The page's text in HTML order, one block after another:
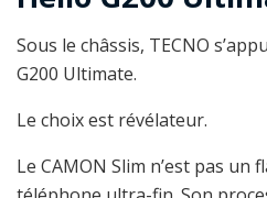
Sous le châssis, TECNO
G200 Ultimate.
Le choix est révélateur.
Le CAMON Slim n’est pas un